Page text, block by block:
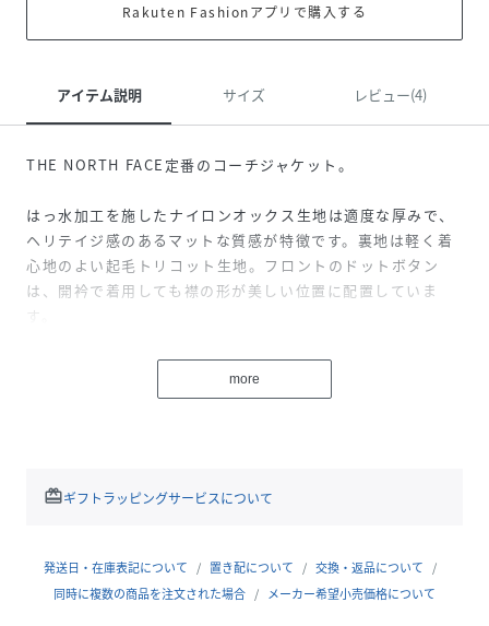
Rakuten Fashionアプリで購入する
アイテム説明 サイズ レビュー(4)
THE NORTH FACE定番のコーチジャケット。
はっ水加工を施したナイロンオックス生地は適度な厚みで、
ヘリテイジ感のあるマットな質感が特徴です。裏地は軽く着
心地のよい起毛トリコット生地。フロントのドットボタン
は、開衿で着用しても襟の形が美しい位置に配置していま
す。
左胸に刺繍ロゴを配置したシンプルなデザイン。ゆったりと
したシルエットで、裾は両脇のアジャスターで簡単に調節が
素材
<表地>Recycled Nylon OX(ナイロン100%)<裏地
>Vintage Light Tricot(ポリエステル100%)
more
redeemギフトラッピングサービスについて
発送日・在庫表記について 置き配について
交換・返品について
同時に複数の商品を注文された場合
メーカー希望小売価格について